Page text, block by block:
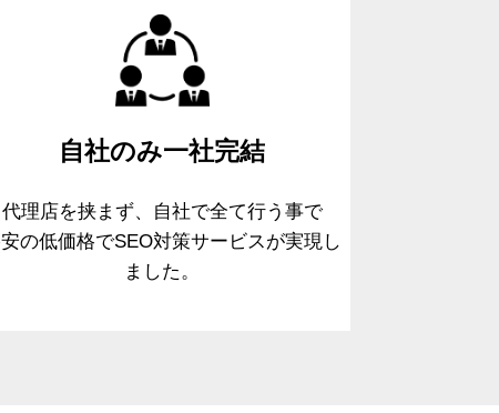
自社のみ一社完結
代理店を挟まず、自社で全て行う事で
の低価格でSEO対策サービスが実現し
ました。